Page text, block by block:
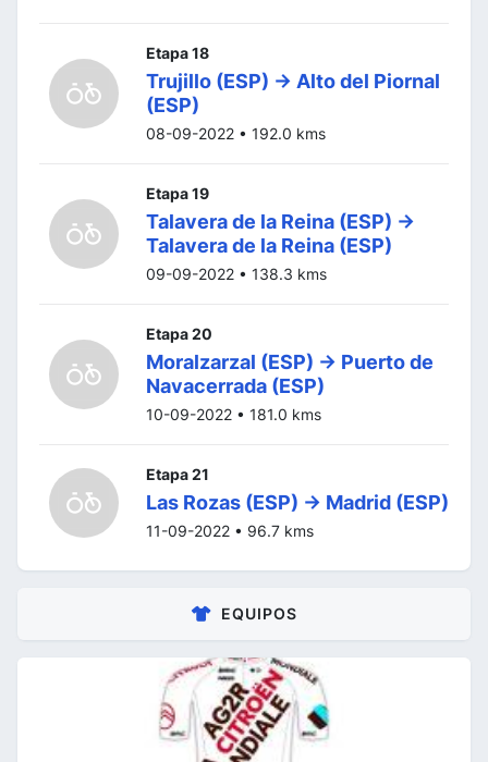
Etapa 18
Trujillo (ESP) -> Alto del Piornal
(ESP)
08-09-2022 • 192.0 kms
Etapa 19
Talavera de la Reina (ESP) ->
Talavera de la Reina (ESP)
09-09-2022 • 138.3 kms
Etapa 20
Moralzarzal (ESP) -> Puerto de
Navacerrada (ESP)
10-09-2022 • 181.0 kms
Etapa 21
Las Rozas (ESP) -> Madrid (ESP)
11-09-2022 • 96.7 kms
EQUIPOS